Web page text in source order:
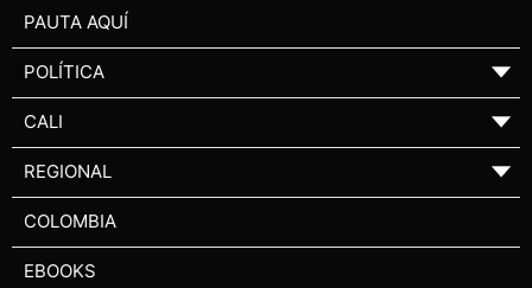
PAUTA AQUÍ
POLÍTICA ▼
CALI ▼
REGIONAL ▼
COLOMBIA
EBOOKS